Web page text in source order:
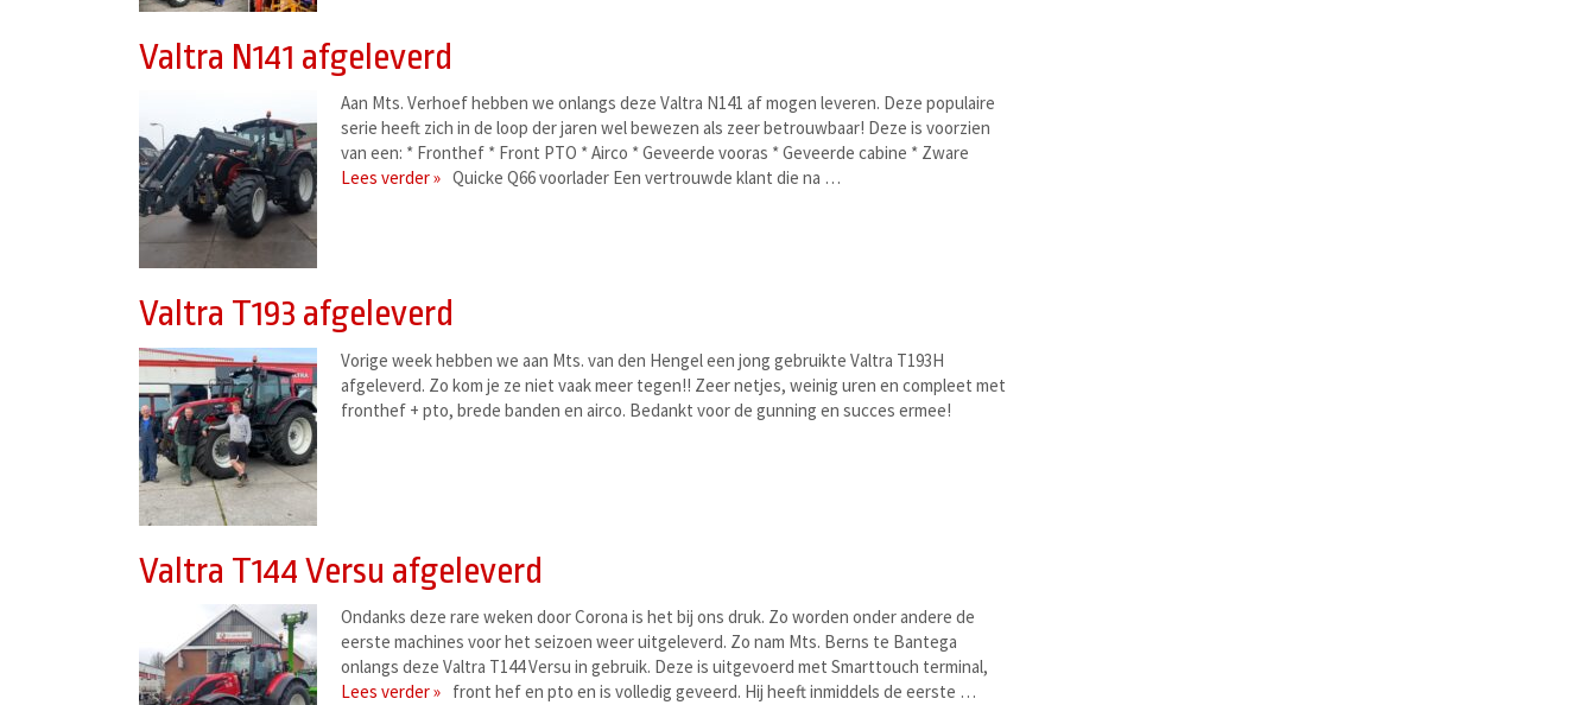
Valtra N141 afgeleverd
Aan Mts. Verhoef hebben we onlangs deze Valtra N141 af mogen leveren. Deze populaire
serie heeft zich in de loop der jaren wel bewezen als zeer betrouwbaar! Deze is voorzien
van een: * Fronthef * Front PTO * Airco * Geveerde vooras * Geveerde cabine * Zware
Quicke Q66 voorlader Een vertrouwde klant die na …
Lees verder »
Valtra T193 afgeleverd
Vorige week hebben we aan Mts. van den Hengel een jong gebruikte Valtra T193H
afgeleverd. Zo kom je ze niet vaak meer tegen!! Zeer netjes, weinig uren en compleet met
fronthef + pto, brede banden en airco. Bedankt voor de gunning en succes ermee!
Valtra T144 Versu afgeleverd
Ondanks deze rare weken door Corona is het bij ons druk. Zo worden onder andere de
eerste machines voor het seizoen weer uitgeleverd. Zo nam Mts. Berns te Bantega
onlangs deze Valtra T144 Versu in gebruik. Deze is uitgevoerd met Smarttouch terminal,
front hef en pto en is volledig geveerd. Hij heeft inmiddels de eerste …
Lees verder »